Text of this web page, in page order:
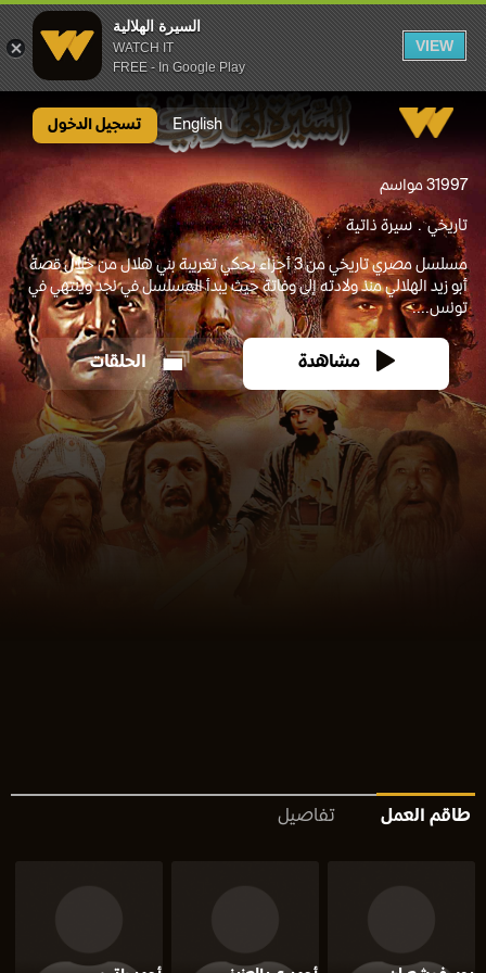
السيرة الهلالية
WATCH IT
FREE - In Google Play
VIEW
English تسجيل الدخول
19973 مواسم
تاريخي سيرة ذاتية
مسلسل مصري تاريخي من 3 أجزاء يحكي تغريبة بني هلال من خلال قصة
أبو زيد الهلالي منذ ولادته إلى وفاتة حيث يبدأ المسلسل في نجد وينتهي في
تونس....
مشاهدة الحلقات
طاقم العمل تفاصيل